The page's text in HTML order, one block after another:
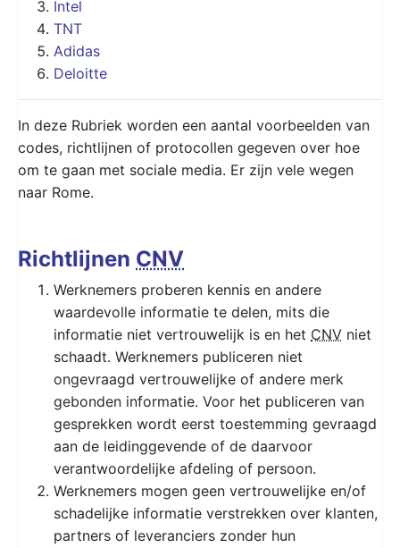
Intel
TNT
Adidas
Deloitte
In deze Rubriek worden een aantal voorbeelden van
codes, richtlijnen of protocollen gegeven over hoe
om te gaan met sociale media. Er zijn vele wegen
naar Rome.
Richtlijnen CNV
Werknemers proberen kennis en andere
waardevolle informatie te delen, mits die
informatie niet vertrouwelijk is en het CNV niet
schaadt. Werknemers publiceren niet
ongevraagd vertrouwelijke of andere merk
gebonden informatie. Voor het publiceren van
gesprekken wordt eerst toestemming gevraagd
aan de leidinggevende of de daarvoor
verantwoordelijke afdeling of persoon.
Werknemers mogen geen vertrouwelijke en/of
schadelijke informatie verstrekken over klanten,
partners of leveranciers zonder hun